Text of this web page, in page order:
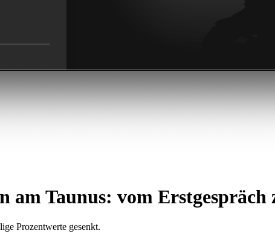
am Taunus: vom
Prozentwerte gesenkt.